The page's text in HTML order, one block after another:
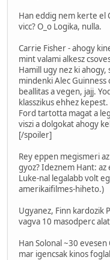
Han eddig nem kerte el
vicc? O_o Logika, nulla.
Carrie Fisher - ahogy
mint valami alkesz
Hamill ugy nez ki
mindenki Alec
beallitas a vegen, jajj.
klasszikus ehhez
Ford tartotta magat a
viszi a dolgokat ahogy
[/spoiler]
Rey eppen megismeri
gyoz? Ideznem Hant:
Luke-nal legalabb volt
amerikaifilmes-hiheto.)
Ugyanez, Finn kardozik
vagva 10 masodperc
Han Solonal ~30
mar igencsak kinos